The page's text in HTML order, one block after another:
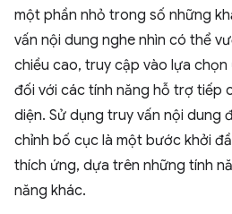
một phần nhỏ trong số những
vấn nội dung nghe nhìn có thể
chiều cao, truy cập vào lựa
đối với các tính năng hỗ trợ tiếp
diện. Sử dụng truy vấn nội dung
chỉnh bố cục là một bước khởi
thích ứng, dựa trên những tính
năng khác.